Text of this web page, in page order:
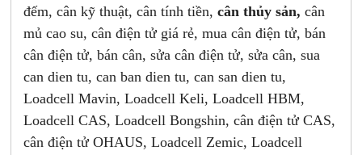
đếm, cân kỹ thuật, cân tính tiền,cân thủy sản, cân
mủ cao su, cân điện tử giá rẻ, mua cân điện tử, bán
cân điện tử, bán cân, sửa cân điện tử, sửa cân, sua
can dien tu, can ban dien tu, can san dien tu,
Loadcell Mavin, Loadcell Keli, Loadcell HBM,
Loadcell CAS, Loadcell Bongshin, cân điện tử CAS,
cân điện tử OHAUS, Loadcell Zemic, Loadcell